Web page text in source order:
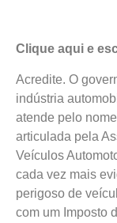
Clique aqui e
Acredite. O
indústria
atende pelo
articulada pela
Veículos
cada vez mais
perigoso de
com um Imposto